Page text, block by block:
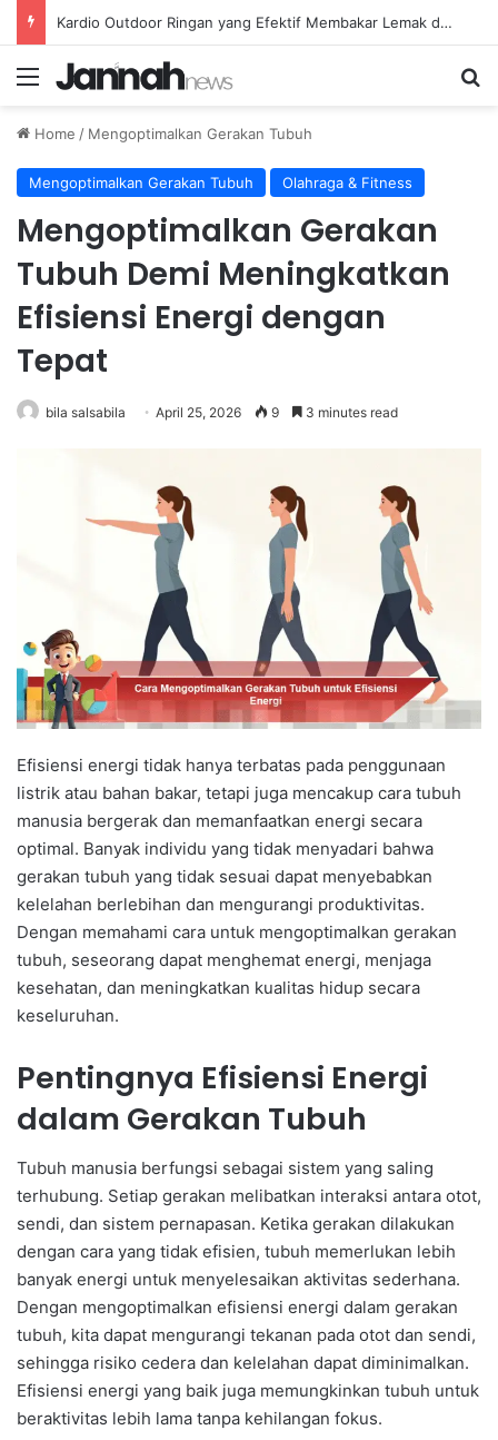
Kardio Outdoor Ringan yang Efektif Membakar Lemak dan Menyegarkan Tubuh Anda
Menu
Home / Mengoptimalkan Gerakan Tubuh
Mengoptimalkan Gerakan Tubuh Olahraga & Fitness
Mengoptimalkan Gerakan
Tubuh Demi Meningkatkan
Efisiensi Energi dengan
Tepat
bila salsabila April 25, 2026 9 3 minutes read
Efisiensi energi tidak hanya terbatas pada penggunaan
listrik atau bahan bakar, tetapi juga mencakup cara tubuh
manusia bergerak dan memanfaatkan energi secara
optimal. Banyak individu yang tidak menyadari bahwa
gerakan tubuh yang tidak sesuai dapat menyebabkan
kelelahan berlebihan dan mengurangi produktivitas.
Dengan memahami cara untuk mengoptimalkan gerakan
tubuh, seseorang dapat menghemat energi, menjaga
kesehatan, dan meningkatkan kualitas hidup secara
keseluruhan.
Pentingnya Efisiensi Energi
dalam Gerakan Tubuh
Tubuh manusia berfungsi sebagai sistem yang saling
terhubung. Setiap gerakan melibatkan interaksi antara otot,
sendi, dan sistem pernapasan. Ketika gerakan dilakukan
dengan cara yang tidak efisien, tubuh memerlukan lebih
banyak energi untuk menyelesaikan aktivitas sederhana.
Dengan mengoptimalkan efisiensi energi dalam gerakan
tubuh, kita dapat mengurangi tekanan pada otot dan sendi,
sehingga risiko cedera dan kelelahan dapat diminimalkan.
Efisiensi energi yang baik juga memungkinkan tubuh untuk
beraktivitas lebih lama tanpa kehilangan fokus.